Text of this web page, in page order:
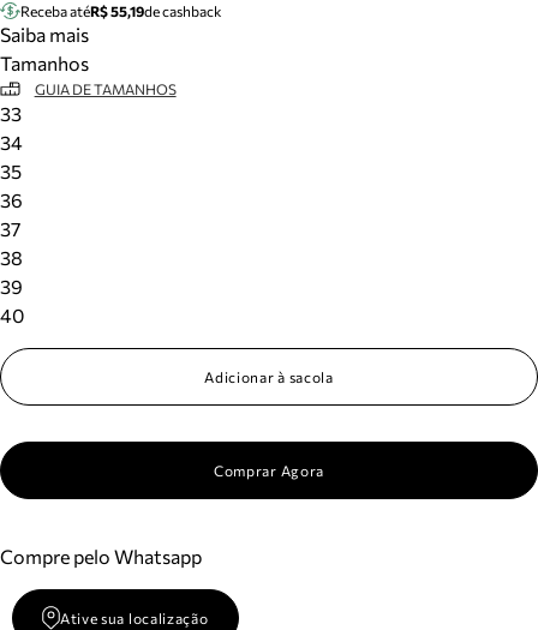
Tire dúvidas sobre pedidos, devoluções e mais.
Meus pedidos
Acompanhe seus pedidos e solicite devoluções.
Receba atéR$ 55,19de cashback
Saiba mais
Tamanhos
GUIA DE TAMANHOS
33
34
35
36
37
38
39
40
Adicionar à sacola
Comprar Agora
Compre pelo Whatsapp
Ative sua localização